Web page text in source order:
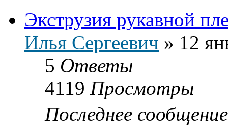
Экструзия рукавной
Илья Сергеевич » 12
5 Ответы
4119 Просмотры
Последнее